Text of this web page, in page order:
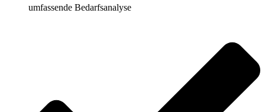
umfassende Bedarfsanalyse